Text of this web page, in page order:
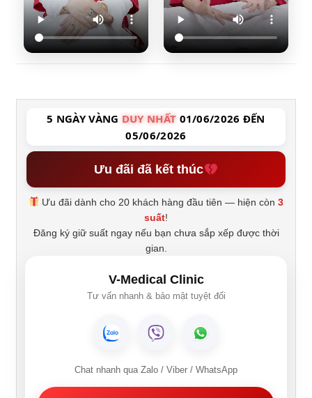
5 NGÀY VÀNG DUY NHẤT 01/06/2026 ĐẾN
05/06/2026
Ưu đãi đã kết thúc
Ưu đãi dành cho 20 khách hàng đầu tiên — hiện còn3
suất!
Đăng ký giữ suất ngay nếu bạn chưa sắp xếp được thời
gian.
V-Medical Clinic
Tư vấn nhanh & bảo mật tuyệt đối
Chat nhanh qua Zalo / Viber / WhatsApp